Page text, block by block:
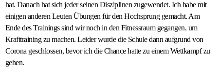
hat. Danach hat sich jeder seinen Disziplinen zugewendet. Ich habe mit
einigen anderen Leuten Übungen für den Hochsprung gemacht. Am
Ende des Trainings sind wir noch in den Fitnessraum gegangen, um
Krafttraining zu machen. Leider wurde die Schule dann aufgrund von
Corona geschlossen, bevor ich die Chance hatte zu einem Wettkampf zu
gehen.